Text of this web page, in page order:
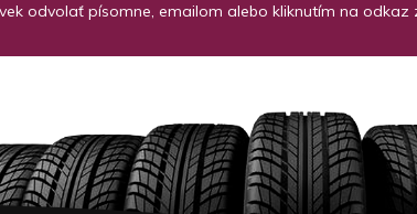
odvolať písomne, emailom alebo kliknutím na